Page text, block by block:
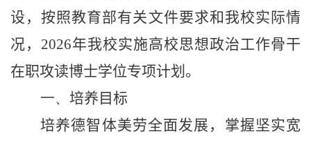
设，按照教育部有关文件要求和我校实际情
况， 2026年我校实施高校思想政治工作骨干
在职攻读博士学位专项计划。
一、 培养目标
培养德智体美劳全面发展，掌握坚实宽